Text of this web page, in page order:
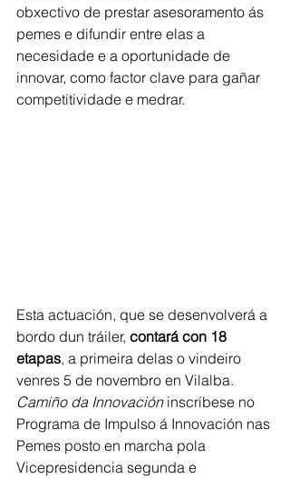
obxectivo de prestar asesoramento ás
pemes e difundir entre elas a
necesidade e a oportunidade de
innovar, como factor clave para gañar
competitividade e medrar.
Esta actuación, que se desenvolverá a
bordo dun tráiler, contará con 18
etapas, a primeira delas o vindeiro
venres 5 de novembro en Vilalba.
Camiño da Innovación inscríbese no
Programa de Impulso á Innovación nas
Pemes posto en marcha pola
Vicepresidencia segunda e